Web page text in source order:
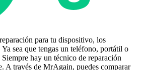
para tu dispositivo, los
sea que tengas un teléfono, portátil o
hay un técnico de reparación
A través de MrAgain, puedes comparar